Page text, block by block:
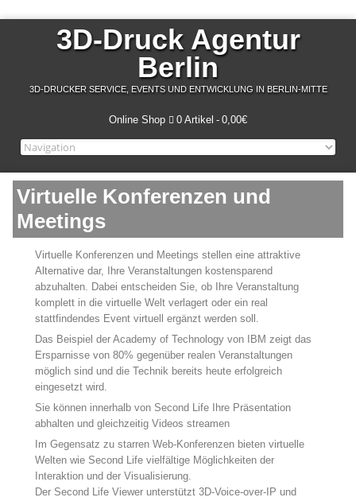
3D-Druck Agentur
Berlin
3D-DRUCKER SERVICE, EVENTS UND ENTWICKLUNG IN BERLIN-MITTE
Online Shop 0 Artikel 0,00€
Virtuelle Konferenzen und
Meetings
Virtuelle Konferenzen und Meetings stellen eine attraktive
Alternative dar, Ihre Veranstaltungen kostensparend
abzuhalten. Dabei entscheiden Sie, ob Ihre Veranstaltung
komplett in die virtuelle Welt verlagert oder ein real
stattfindendes Event virtuell ergänzt werden soll.
Das Beispiel der Academy of Technology von IBM zeigt das
Ersparnisse von 80% gegenüber realen Veranstaltungen
möglich sind und die Technik bereits heute erfolgreich
eingesetzt wird.
Sie können innerhalb von Second Life Ihre Präsentation
abhalten und gleichzeitig Videos streamen
Im Gegensatz zu starren Web-Konferenzen bieten virtuelle
Welten wie Second Life vielfältige Möglichkeiten der
Interaktion und der Visualisierung.
Der Second Life Viewer unterstützt 3D-Voice-over-IP und